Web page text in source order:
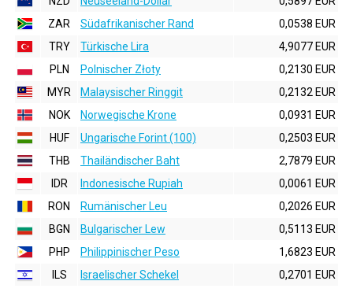
ZAR
Südafrikanischer Rand
0,0538 EUR
TRY
Türkische Lira
4,9077 EUR
PLN
Polnischer Złoty
0,2130 EUR
MYR
Malaysischer Ringgit
0,2132 EUR
NOK
Norwegische Krone
0,0931 EUR
HUF
Ungarische Forint (100)
0,2503 EUR
THB
Thailändischer Baht
2,7879 EUR
IDR
Indonesische Rupiah
0,0061 EUR
RON
Rumänischer Leu
0,2026 EUR
BGN
Bulgarischer Lew
0,5113 EUR
PHP
Philippinischer Peso
1,6823 EUR
ILS
Israelischer Schekel
0,2701 EUR